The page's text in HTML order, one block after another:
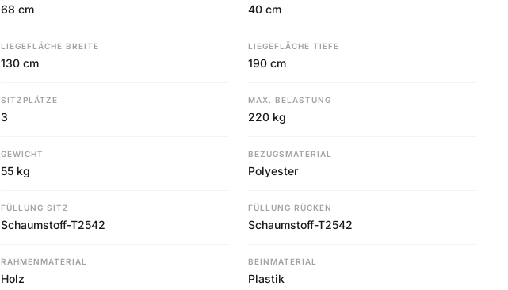
68 cm 40 cm
LIEGEFLÄCHE BREITE
130 cm
LIEGEFLÄCHE TIEFE
190 cm
SITZPLÄTZE
3
MAX. BELASTUNG
220 kg
GEWICHT
55 kg
BEZUGSMATERIAL
Polyester
FÜLLUNG SITZ
Schaumstoff-T2542
FÜLLUNG RÜCKEN
Schaumstoff-T2542
RAHMENMATERIAL
Holz
BEINMATERIAL
Plastik